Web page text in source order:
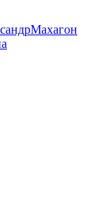
Махагон